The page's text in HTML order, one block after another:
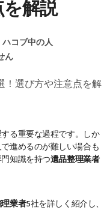
解説
コブ中の人
ん
進めるのが難しい場合も
知識を持つ遺品整理業者
業者5社を詳しく紹介し、